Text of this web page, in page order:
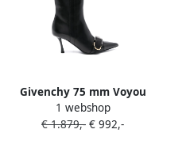
Givenchy 75 mm Voyou
laarzen Zwart
1 webshop
€ 1.879,- € 992,-